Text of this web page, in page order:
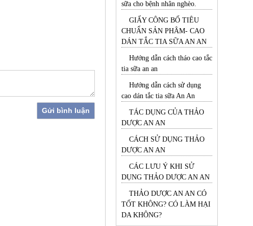
Gửi bình luận
sữa cho bệnh nhân nghèo.
GIẤY CÔNG BỐ TIÊU
CHUẨN SẢN PHÂM- CAO
DÁN TẮC TIA SỮA AN AN
Hướng dẫn cách tháo cao tắc
tia sữa an an
Hướng dẫn cách sử dụng
cao dán tắc tia sữa An An
TÁC DỤNG CỦA THẢO
DƯỢC AN AN
CÁCH SỬ DỤNG THẢO
DƯỢC AN AN
CÁC LƯU Ý KHI SỬ
DỤNG THẢO DƯỢC AN AN
THẢO DƯỢC AN AN CÓ
TỐT KHÔNG? CÓ LÀM HẠI
DA KHÔNG?